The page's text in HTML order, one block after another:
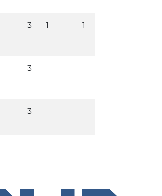
3 1 1
3
3